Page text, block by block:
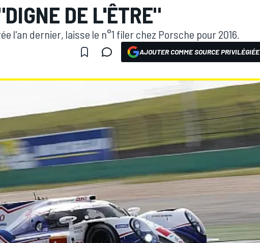
DE L'ÊTRE"
l'an dernier, laisse le n°1 filer chez Porsche pour 2016.
AJOUTER COMME SOURCE PRIVILÉGIÉE